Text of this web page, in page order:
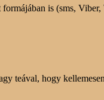
is (sms,
teával, hogy